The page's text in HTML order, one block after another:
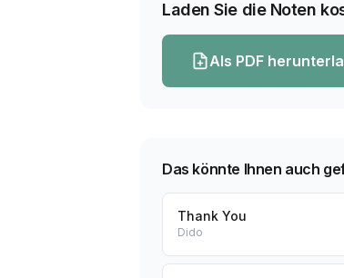
Laden Sie die Noten
Als PDF
Das könnte Ihnen auch
Thank You
Dido